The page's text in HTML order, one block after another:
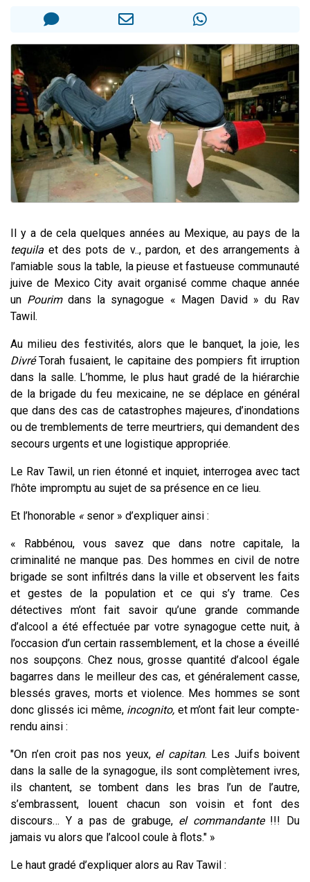
Il reste 49 places pour étudier en groupe sur Zoom
3 personnes viennent de nous rejoindre sur WhatsApp
2 personnes viennent de nous rejoindre sur WhatsApp
Il y a de cela quelques années au Mexique, au pays de la
tequila et des pots de v.., pardon, et des arrangements à
l’amiable sous la table, la pieuse et fastueuse communauté
juive de Mexico City avait organisé comme chaque année
un Pourimdans la synagogue « Magen David » du Rav
Tawil.
Au milieu des festivités, alors que le banquet, la joie, les
DivréTorah fusaient, le capitaine des pompiers fit irruption
dans la salle. L’homme, le plus haut gradé de la hiérarchie
de la brigade du feu mexicaine, ne se déplace en général
que dans des cas de catastrophes majeures, d’inondations
ou de tremblements de terre meurtriers, qui demandent des
secours urgents et une logistique appropriée.
Le Rav Tawil, un rien étonné et inquiet, interrogea avec tact
l’hôte impromptu au sujet de sa présence en ce lieu.
Et l’honorable « senor » d’expliquer ainsi :
« Rabbénou, vous savez que dans notre capitale, la
criminalité ne manque pas. Des hommes en civil de notre
brigade se sont infiltrés dans la ville et observent les faits
et gestes de la population et ce qui s’y trame. Ces
détectives m’ont fait savoir qu’une grande commande
d’alcool a été effectuée par votre synagogue cette nuit, à
l’occasion d’un certain rassemblement, et la chose a éveillé
nos soupçons. Chez nous, grosse quantité d’alcool égale
bagarres dans le meilleur des cas, et généralement casse,
blessés graves, morts et violence. Mes hommes se sont
donc glissés ici même, incognito, et m’ont fait leur compte-
rendu ainsi :
"On n’en croit pas nos yeux, el capitan. Les Juifs boivent
dans la salle de la synagogue, ils sont complètement ivres,
ils chantent, se tombent dans les bras l’un de l’autre,
s’embrassent, louent chacun son voisin et font des
discours… Y a pas de grabuge, el commandante!!! Du
jamais vu alors que l’alcool coule à flots." »
Le haut gradé d’expliquer alors au Rav Tawil :